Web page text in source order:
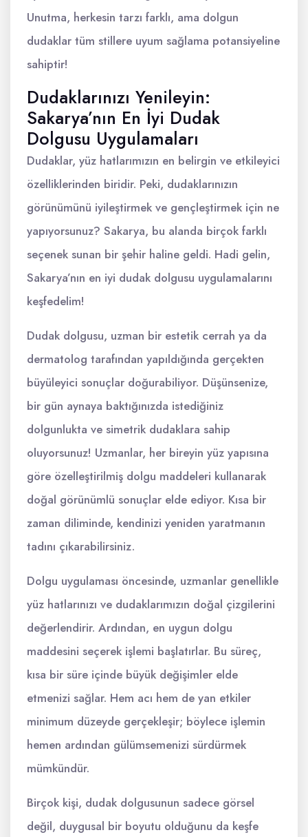
Unutma, herkesin tarzı farklı, ama dolgun
dudaklar tüm stillere uyum sağlama potansiyeline
sahiptir!
Dudaklarınızı Yenileyin:
Sakarya’nın En İyi Dudak
Dolgusu Uygulamaları
Dudaklar, yüz hatlarımızın en belirgin ve etkileyici
özelliklerinden biridir. Peki, dudaklarınızın
görünümünü iyileştirmek ve gençleştirmek için ne
yapıyorsunuz? Sakarya, bu alanda birçok farklı
seçenek sunan bir şehir haline geldi. Hadi gelin,
Sakarya’nın en iyi dudak dolgusu uygulamalarını
keşfedelim!
Dudak dolgusu, uzman bir estetik cerrah ya da
dermatolog tarafından yapıldığında gerçekten
büyüleyici sonuçlar doğurabiliyor. Düşünsenize,
bir gün aynaya baktığınızda istediğiniz
dolgunlukta ve simetrik dudaklara sahip
oluyorsunuz! Uzmanlar, her bireyin yüz yapısına
göre özelleştirilmiş dolgu maddeleri kullanarak
doğal görünümlü sonuçlar elde ediyor. Kısa bir
zaman diliminde, kendinizi yeniden yaratmanın
tadını çıkarabilirsiniz.
Dolgu uygulaması öncesinde, uzmanlar genellikle
yüz hatlarınızı ve dudaklarımızın doğal çizgilerini
değerlendirir. Ardından, en uygun dolgu
maddesini seçerek işlemi başlatırlar. Bu süreç,
kısa bir süre içinde büyük değişimler elde
etmenizi sağlar. Hem acı hem de yan etkiler
minimum düzeyde gerçekleşir; böylece işlemin
hemen ardından gülümsemenizi sürdürmek
mümkündür.
Birçok kişi, dudak dolgusunun sadece görsel
değil, duygusal bir boyutu olduğunu da keşfe